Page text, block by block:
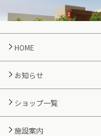
HOME
お知らせ
ショップ一覧
施設案内